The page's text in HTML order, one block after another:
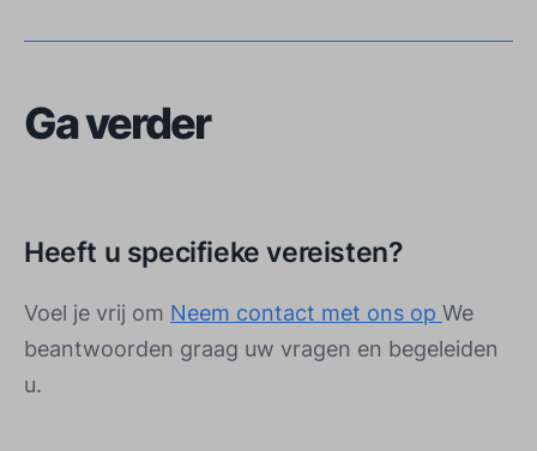
Ga verder
Heeft u specifieke vereisten?
Voel je vrij om Neem contact met ons op We
beantwoorden graag uw vragen en begeleiden
u.